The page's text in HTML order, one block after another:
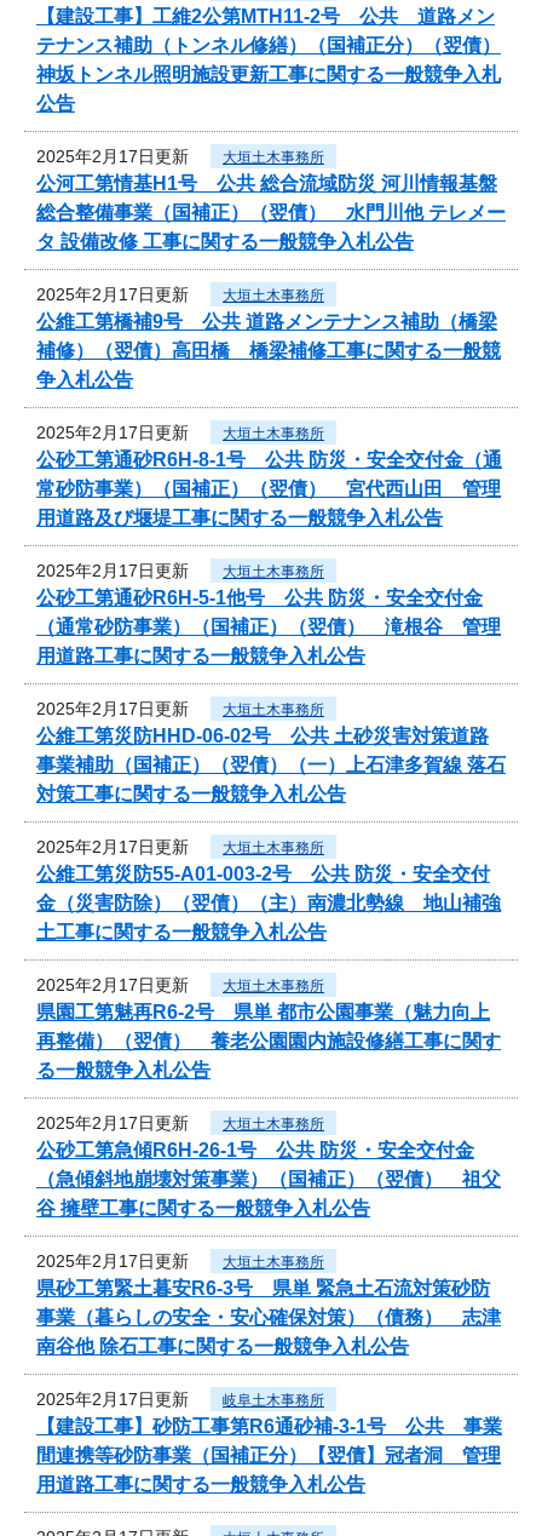
【建設工事】工維2公第MTH11-2号 公共 道路メン
テナンス補助（トンネル修繕）（国補正分）（翌債）
神坂トンネル照明施設更新工事に関する一般競争入札
公告
2025年2月17日更新 大垣土木事務所
公河工第情基H1号 公共 総合流域防災 河川情報基盤
総合整備事業（国補正）（翌債） 水門川他 テレメー
タ 設備改修 工事に関する一般競争入札公告
2025年2月17日更新 大垣土木事務所
公維工第橋補9号 公共 道路メンテナンス補助（橋梁
補修）（翌債）高田橋 橋梁補修工事に関する一般競
争入札公告
2025年2月17日更新 大垣土木事務所
公砂工第通砂R6H-8-1号 公共 防災・安全交付金（通
常砂防事業）（国補正）（翌債） 宮代西山田 管理
用道路及び堰堤工事に関する一般競争入札公告
2025年2月17日更新 大垣土木事務所
公砂工第通砂R6H-5-1他号 公共 防災・安全交付金
（通常砂防事業）（国補正）（翌債） 滝根谷 管理
用道路工事に関する一般競争入札公告
2025年2月17日更新 大垣土木事務所
公維工第災防HHD-06-02号 公共 土砂災害対策道路
事業補助（国補正）（翌債）（一）上石津多賀線 落石
対策工事に関する一般競争入札公告
2025年2月17日更新 大垣土木事務所
公維工第災防55-A01-003-2号 公共 防災・安全交付
金（災害防除）（翌債）（主）南濃北勢線 地山補強
土工事に関する一般競争入札公告
2025年2月17日更新 大垣土木事務所
県園工第魅再R6-2号 県単 都市公園事業（魅力向上
再整備）（翌債） 養老公園園内施設修繕工事に関す
る一般競争入札公告
2025年2月17日更新 大垣土木事務所
公砂工第急傾R6H-26-1号 公共 防災・安全交付金
（急傾斜地崩壊対策事業）（国補正）（翌債） 祖父
谷 擁壁工事に関する一般競争入札公告
2025年2月17日更新 大垣土木事務所
県砂工第緊土暮安R6-3号 県単 緊急土石流対策砂防
事業（暮らしの安全・安心確保対策）（債務） 志津
南谷他 除石工事に関する一般競争入札公告
2025年2月17日更新 岐阜土木事務所
【建設工事】砂防工事第R6通砂補-3-1号 公共 事業
間連携等砂防事業（国補正分）【翌債】冠者洞 管理
用道路工事に関する一般競争入札公告